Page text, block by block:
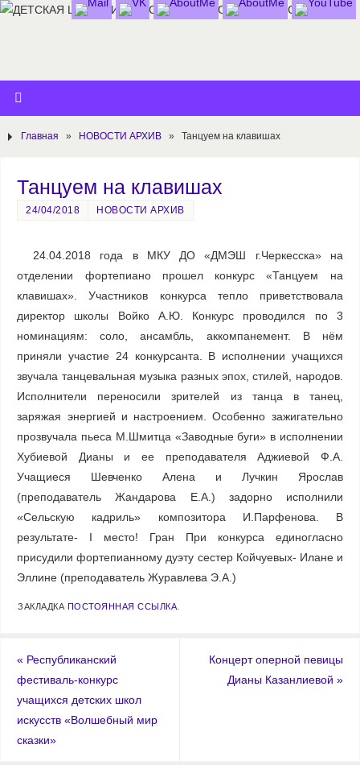
Главная » НОВОСТИ АРХИВ » Танцуем на клавишах
Танцуем на клавишах
24/04/2018 НОВОСТИ АРХИВ
24.04.2018 года в МКУ ДО «ДМЭШ г.Черкесска» на
отделении фортепиано прошел конкурс «Танцуем на
клавишах». Участников конкурса тепло приветствовала
директор школы Войко А.Ю. Конкурс проводился по 3
номинациям: соло, ансамбль, аккомпанемент. В нём
приняли участие 24 конкурсанта. В исполнении учащихся
звучала танцевальная музыка разных эпох, стилей, народов.
Исполнители переносили зрителей из танца в танец,
заряжая энергией и настроением. Особенно зажигательно
прозвучала пьеса М.Шмитца «Заводные буги» в исполнении
Хубиевой Дианы и ее преподавателя Аджиевой Ф.А.
Учащиеся Шевченко Алена и Лучкин Ярослав
(преподаватель Жандарова Е.А.) задорно исполнили
«Сельскую кадриль» композитора И.Парфенова. В
результате- I место! Гран При конкурса единогласно
присудили фортепианному дуэту сестер Койчуевых- Илане и
Эллине (преподаватель Журавлева Э.А.)
ЗАКЛАДКА ПОСТОЯННАЯ ССЫЛКА
« Республиканский
фестиваль-конкурс
учащихся детских школ
искусств «Волшебный мир
сказки»
Концерт оперной певицы
Дианы Казанлиевой »